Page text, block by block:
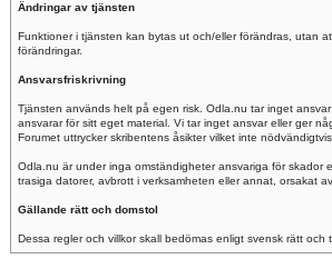
Ändringar av tjänsten
Funktioner i tjänsten kan bytas ut och/eller förändras, utan
förändringar.
Ansvarsfriskrivning
Tjänsten används helt på egen risk. Odla.nu tar inget
ansvarar för sitt eget material. Vi tar inget ansvar eller ger
Forumet uttrycker skribentens åsikter vilket inte
Odla.nu är under inga omständigheter ansvariga för skador
trasiga datorer, avbrott i verksamheten eller annat, orsakat
Gällande rätt och domstol
Dessa regler och villkor skall bedömas enligt svensk rätt